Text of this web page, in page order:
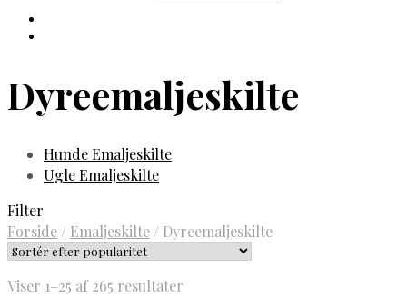
Dyreemaljeskilte
Hunde Emaljeskilte
Ugle Emaljeskilte
Filter
Forside / Emaljeskilte / Dyreemaljeskilte
Viser 1–25 af 265 resultater